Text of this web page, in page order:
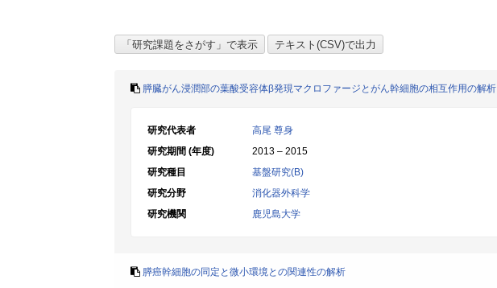
膵臓がん浸潤部の葉酸受容体β発現マクロファージとがん幹細胞の相互作用の解析
研究代表者
高尾 尊身
研究期間 (年度)
2013 – 2015
研究種目
基盤研究(B)
研究分野
消化器外科学
研究機関
鹿児島大学
膵癌幹細胞の同定と微小環境との関連性の解析